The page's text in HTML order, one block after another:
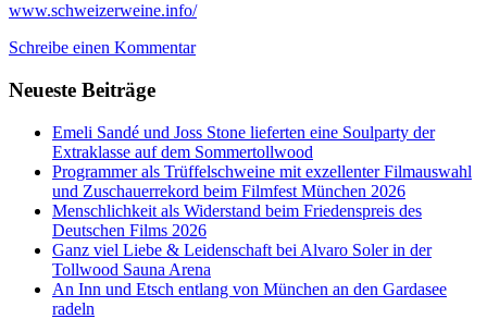
www.schweizerweine.info/
Schreibe einen Kommentar
Neueste Beiträge
Emeli Sandé und Joss Stone lieferten eine Soulparty der
Extraklasse auf dem Sommertollwood
Programmer als Trüffelschweine mit exzellenter Filmauswahl
und Zuschauerrekord beim Filmfest München 2026
Menschlichkeit als Widerstand beim Friedenspreis des
Deutschen Films 2026
Ganz viel Liebe & Leidenschaft bei Alvaro Soler in der
Tollwood Sauna Arena
An Inn und Etsch entlang von München an den Gardasee
radeln